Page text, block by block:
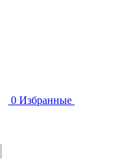
0 Избранные